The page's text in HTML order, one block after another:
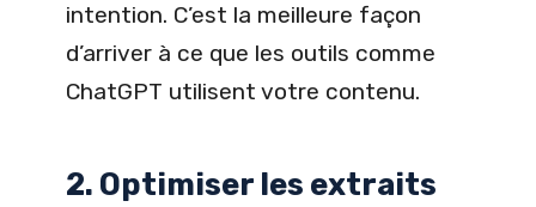
intention. C’est la meilleure façon
d’arriver à ce que les outils comme
ChatGPT utilisent votre contenu.
2. Optimiser les extraits